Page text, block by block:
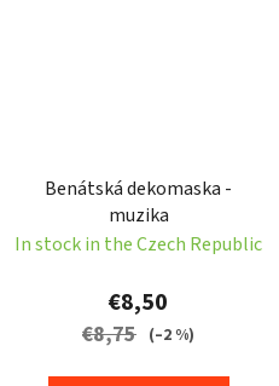
Benátská dekomaska -
muzika
In stock in the Czech Republic
€8,50
€8,75 (–2 %)